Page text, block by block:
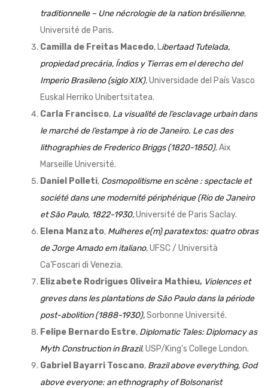
traditionnelle – Une nécrologie de la nation brésilienne,
Université de Paris.
Camilla de Freitas Macedo, Libertaad Tutelada,
propiedad precária, Índios y Tierras em el derecho del
Imperio Brasileno (siglo XIX), Universidade del País Vasco
Euskal Herriko Unibertsitatea.
Carla Francisco, La visualité de l’esclavage urbain dans
le marché de l’estampe à rio de Janeiro. Le cas des
lithographies de Frederico Briggs (1820-1850), Aix
Marseille Université.
Daniel Polleti, Cosmopolitisme en scène : spectacle et
société dans une modernité périphérique (Rio de Janeiro
et São Paulo, 1822-1930,Université de Paris Saclay.
Elena Manzato, Mulheres e(m) paratextos: quatro obras
de Jorge Amado em italiano, UFSC / Università
Ca’Foscari di Venezia.
Elizabete Rodrigues Oliveira Mathieu, Violences et
greves dans les plantations de São Paulo dans la période
post-abolition (1888-1930),Sorbonne Université.
Felipe Bernardo Estre, Diplomatic Tales: Diplomacy as
Myth Construction in Brazil, USP/King’s College London.
Gabriel Bayarri Toscano, Brazil above everything, God
above everyone: an ethnography of Bolsonarist